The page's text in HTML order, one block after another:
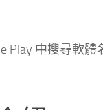
Play 中搜尋軟體